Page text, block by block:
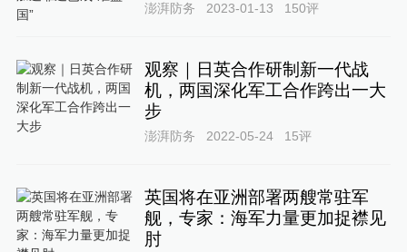
澎湃防务 2023-01-13 150评
观察｜日英合作研制新一代战
机，两国深化军工合作跨出一大
步
澎湃防务 2022-05-24 15评
英国将在亚洲部署两艘常驻军
舰，专家：海军力量更加捉襟见
肘